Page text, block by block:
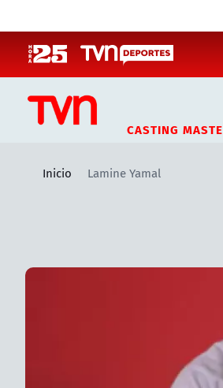
CASTING
Inicio Lamine Yamal
Artículos relacionados con Lamine